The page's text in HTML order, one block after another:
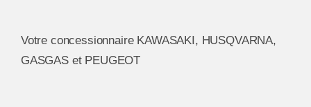
Votre concessionnaire KAWASAKI, HUSQVARNA,
GASGAS et PEUGEOT